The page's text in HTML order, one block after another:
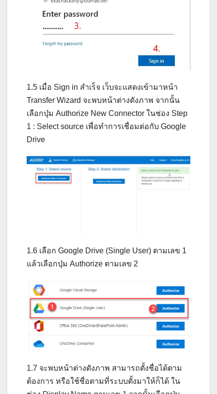
1.5 เมื่อ Sign in สำเร็จ เว็บจะแสดงเข้ามาหน้า
Transfer Wizard จะพบหน้าต่างดังภาพ จากนั้น
เลือกปุ่ม Authorize New Connector ในช่อง Step
1 : Select source เพื่อทำการเชื่อมต่อกับ Google
Drive
1.6 เลือก Google Drive (Single User) ตามเลข 1
แล้วเลือกปุ่ม Authorize ตามเลข 2
1.7 จะพบหน้าต่างดังภาพ สามารถตั้งชื่อได้ตาม
ต้องการ หรือใช้ชื่อตามที่ระบบตั้งมาให้ก็ได้ ใน